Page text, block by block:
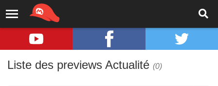
Liste des previews Actualité (0)